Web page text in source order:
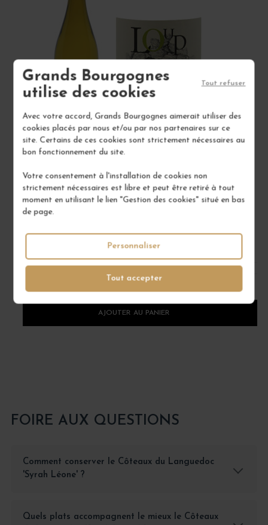
Grands Bourgognes
utilise des cookies
Avec votre accord, Grands Bourgognes aimerait utiliser des
cookies placés par nous et/ou par nos partenaires sur ce
site. Certains de ces cookies sont strictement nécessaires au
bon fonctionnement du site.
Votre consentement à l'installation de cookies non
strictement nécessaires est libre et peut être retiré à tout
moment en utilisant le lien "Gestion des cookies" situé en bas
de page.
Tout accepter
Tout refuser
Personnaliser
Languedoc
Vin Blanc
9,00 €
/ 75 cl : Bouteille
AJOUTER AU PANIER
FOIRE AUX QUESTIONS
Comment conserver le Côteaux du Languedoc
'Syrah Léone' ?
Quels plats accompagnent le mieux le Côteaux